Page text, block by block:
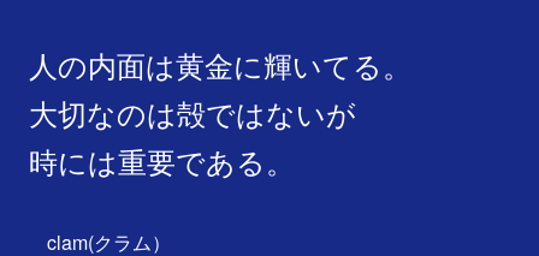
人の内面は黄金に輝いてる。
大切なのは殻ではないが
時には重要である。
clam(クラム）